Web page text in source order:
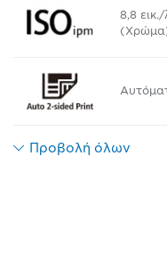
8,8
Προβολή όλων